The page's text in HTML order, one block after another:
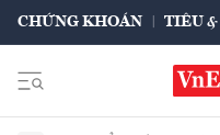
CHỨNG KHOÁN TIÊU